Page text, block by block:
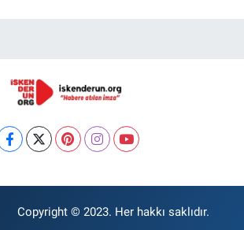
Copyright © 2023. Her hakkı saklıdır.